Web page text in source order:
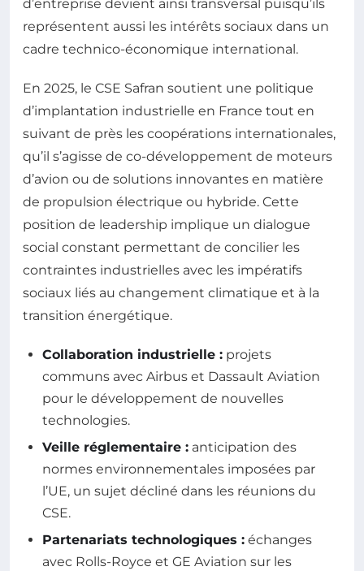
d’entreprise devient ainsi transversal puisqu’ils
représentent aussi les intérêts sociaux dans un
cadre technico-économique international.
En 2025, le CSE Safran soutient une politique
d’implantation industrielle en France tout en
suivant de près les coopérations internationales,
qu’il s’agisse de co-développement de moteurs
d’avion ou de solutions innovantes en matière
de propulsion électrique ou hybride. Cette
position de leadership implique un dialogue
social constant permettant de concilier les
contraintes industrielles avec les impératifs
sociaux liés au changement climatique et à la
transition énergétique.
Collaboration industrielle : projets
communs avec Airbus et Dassault Aviation
pour le développement de nouvelles
technologies.
Veille réglementaire : anticipation des
normes environnementales imposées par
l’UE, un sujet décliné dans les réunions du
CSE.
Partenariats technologiques : échanges
avec Rolls-Royce et GE Aviation sur les